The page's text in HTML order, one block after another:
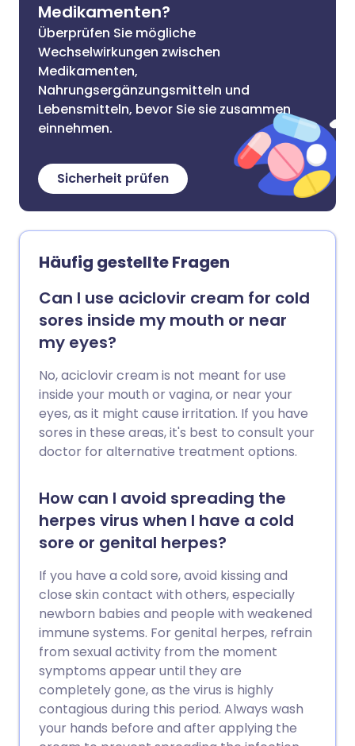
Medikamenten?
Überprüfen Sie mögliche
Wechselwirkungen zwischen
Medikamenten,
Nahrungsergänzungsmitteln und
Lebensmitteln, bevor Sie sie zusammen
einnehmen.
Sicherheit prüfen
Häufig gestellte Fragen
Can I use aciclovir cream for cold
sores inside my mouth or near
my eyes?
No, aciclovir cream is not meant for use
inside your mouth or vagina, or near your
eyes, as it might cause irritation. If you have
sores in these areas, it's best to consult your
doctor for alternative treatment options.
How can I avoid spreading the
herpes virus when I have a cold
sore or genital herpes?
If you have a cold sore, avoid kissing and
close skin contact with others, especially
newborn babies and people with weakened
immune systems. For genital herpes, refrain
from sexual activity from the moment
symptoms appear until they are
completely gone, as the virus is highly
contagious during this period. Always wash
your hands before and after applying the